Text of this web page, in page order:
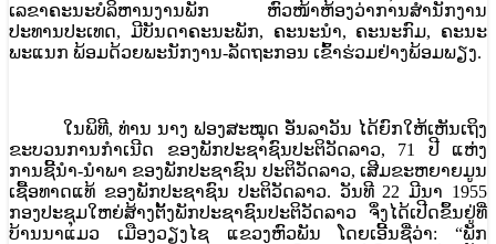
ເລຂາຄະນະບໍລິຫານງານພັກ ຫົວໜ້າຫ້ອງວ່າການສໍານັກງານ
ປະທານປະເທດ, ມີບັນດາຄະນະພັກ, ຄະນະນໍາ, ຄະນະກົມ, ຄະນະ
ພະແນກ ພ້ອມດ້ວຍພະນັກງານ-ລັດຖະກອນ ເຂົ້າຮ່ວມຢ່າງພ້ອມພຽງ.
ໃນພິທີ, ທ່ານ ນາງ ຟອງສະໝຸດ ອັ່ນລາວັນ ໄດ້ຍົກໃຫ້ເຫັນເຖິງ
ຂະບວນການກໍາເນີດ ຂອງພັກປະຊາຊົນປະຕິວັດລາວ, 71 ປີ ແຫ່ງ
ການຊີ້ນໍາ-ນໍາພາ ຂອງພັກປະຊາຊົນ ປະຕິວັດລາວ, ເສີມຂະຫຍາຍມູນ
ເຊື້ອທາດແທ້ ຂອງພັກປະຊາຊົນ ປະຕິວັດລາວ. ວັນທີ 22 ມີນາ 1955
ກອງປະຊຸມໃຫຍ່ສ້າງຕັ້ງພັກປະຊາຊົນປະຕິວັດລາວ ຈຶ່ງໄດ້ເປີດຂຶ້ນຢູ່ທີ່
ບ້ານນາແມວ ເມືອງວຽງໄຊ ແຂວງຫົວພັນ ໂດຍເອີ້ນຊື່ວ່າ: “ພັກ